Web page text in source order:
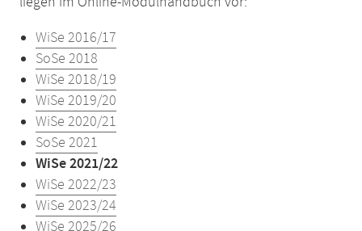
WiSe 2016/17
SoSe 2018
WiSe 2018/19
WiSe 2019/20
WiSe 2020/21
SoSe 2021
WiSe 2021/22
WiSe 2022/23
WiSe 2023/24
WiSe 2025/26